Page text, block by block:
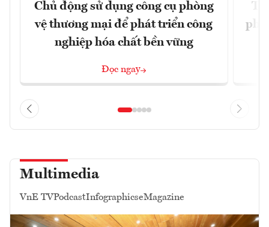
Chủ động sử dụng công cụ phòng
vệ thương mại để phát triển công
nghiệp hóa chất bền vững
Đọc ngay
Multimedia
VnE TVPodcastInfographicseMagazine